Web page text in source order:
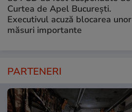
Curtea de Apel București.
Executivul acuză blocarea unor
măsuri importante
PARTENERI